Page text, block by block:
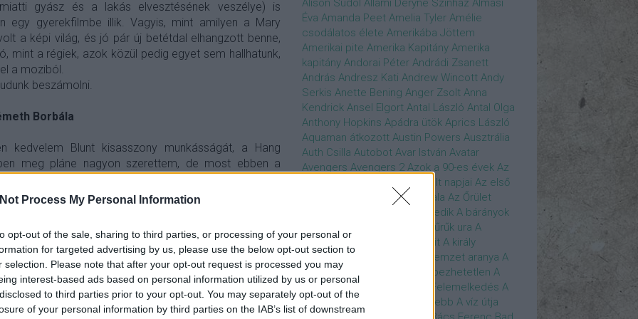
Process My Personal Information
opt-out of the sale, sharing to third parties, or processing of your personal or
for targeted advertising by us, please use the below opt-out section to
selection. Please note that after your opt-out request is processed you may
interest-based ads based on personal information utilized by us or personal
to third parties prior to your opt-out. You may separately opt-out of the
of your personal information by third parties on the IAB’s list of downstream
gyász és a lakás elvesztésének veszélye) is
egy gyerekfilmbe illik. Vagyis, mint amilyen a Mary
a képi világ, és jó pár új betétdal elhangzott benne,
mint a régiek, azok közül pedig egyet sem hallhatunk,
a moziból.
beszámolni.
Borbála
kedvelem Blunt kisasszony munkásságát, a Hang
meg pláne nagyon szerettem, de most ebben a
után bármit is eljátszani, ez tény, de egyet kell
azzal, hogy "
adta a hangját Bluntnak, és most sem volt hiba a
Dávid
Alison Sudol Állami Déryné Színház Almási
Éva Amanda Peet Amelia Tyler Amélie
csodálatos élete Amerikába Jöttem
Amerikai pite Amerika Kapitány Amerika
kapitány Andorai Péter Andrádi Zsanett
András Andresz Kati Andrew Wincott Andy
Serkis Anette Bening Anger Zsolt Anna
Kendrick Ansel Elgort Antal László Antal Olga
Anthony Hopkins Apádra ütök Aprics László
Aquaman átkozott Austin Powers Ausztrália
Auth Csilla Autobot Avar István Avatar
Avengers Avengers 2 Azok a 90-es évek Az
Az eljövendő múlt napjai Az első
Az igazság hajnala Az Őrület
Az Utolsó Jedik A bárányok
A gyűrűk ura A
Hangya és a Darázs
A hobbit A király
beszéde A kis hableány A nemzet aranya A
Notre Dame i toronyőr
A sebezhetetlen A
sötét lovag A sötét lovag - Felemelkedés A
szomszéd nője mindig zöldebb A víz útja